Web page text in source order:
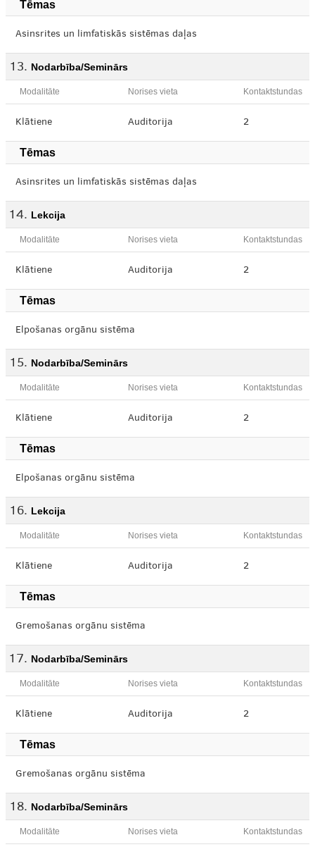
Tēmas
Asinsrites un limfatiskās sistēmas daļas
Nodarbība/Seminārs
Modalitāte Norises vieta Kontaktstundas
Klātiene Auditorija 2
Tēmas
Asinsrites un limfatiskās sistēmas daļas
Lekcija
Modalitāte Norises vieta Kontaktstundas
Klātiene Auditorija 2
Tēmas
Elpošanas orgānu sistēma
Nodarbība/Seminārs
Modalitāte Norises vieta Kontaktstundas
Klātiene Auditorija 2
Tēmas
Elpošanas orgānu sistēma
Lekcija
Modalitāte Norises vieta Kontaktstundas
Klātiene Auditorija 2
Tēmas
Gremošanas orgānu sistēma
Nodarbība/Seminārs
Modalitāte Norises vieta Kontaktstundas
Klātiene Auditorija 2
Tēmas
Gremošanas orgānu sistēma
Nodarbība/Seminārs
Modalitāte Norises vieta Kontaktstundas